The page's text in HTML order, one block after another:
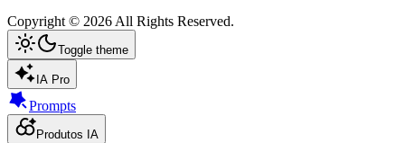
Copyright © 2026All Rights Reserved.
Toggle theme
IA Pro
Prompts
Produtos IA